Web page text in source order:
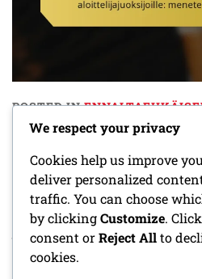
POSTED IN
Juoksun jälkeinen
tärkeää aloittelijajuoksijoille
parantamiseksi ja vammojen
Sisällyttämällä menetelmiä,
ja oikea ravinto, juoksijat
energiaansa ja vähentää
minuuttia näille
We respect your privacy
Cookies help us improve
deliver personalized
traffic. You can choose
by clickingCustomize. Click
consent orReject Allto
cookies.